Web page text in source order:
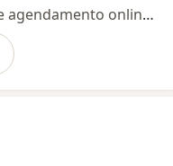
Esse especialista não oferece agendamento online para esse endereço.